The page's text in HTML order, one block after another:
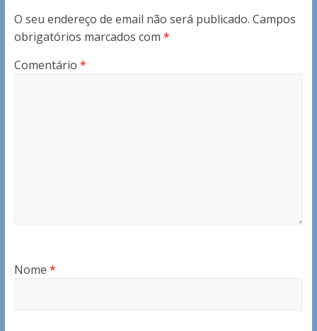
O seu endereço de email não será publicado. Campos
obrigatórios marcados com *
Comentário *
Nome *